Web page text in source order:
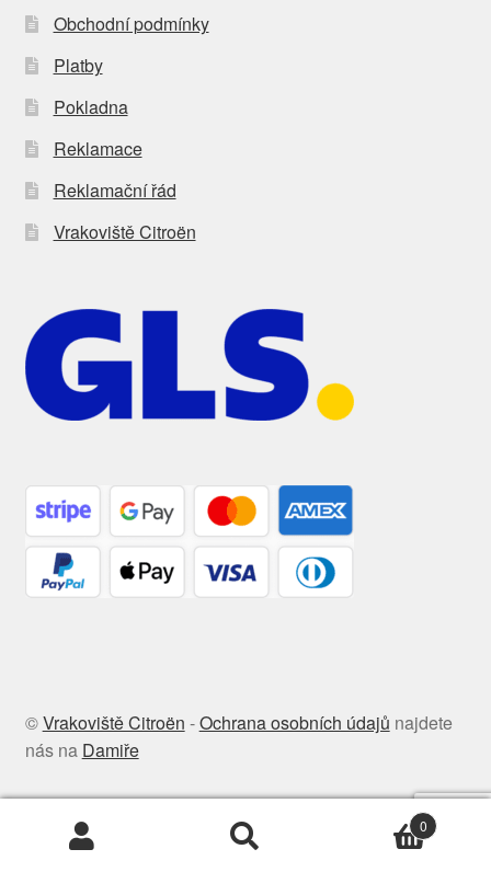
Obchodní podmínky
Platby
Pokladna
Reklamace
Reklamační řád
Vrakoviště Citroën
©Vrakoviště Citroën -Ochrana osobních údajů najdete
nás na Damiře
0